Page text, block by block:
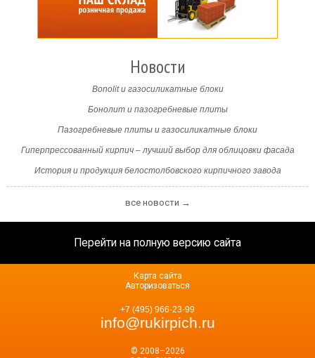
Новости
Bonolit и газосиликатные блоки
Бонолит и пазогребневые плиты
Пазогребневые плиты и газосиликатные блоки
Гиперпрессованный кирпич – лучший выбор для облицовки фасада
История и продукция белостолбовского кирпичного завода
все новости →
Перейти на полную версию сайта
© 2008–2026
+7 (495) 966-23-99
info@rukirpich.ru
Карта сайта
Авторизоваться